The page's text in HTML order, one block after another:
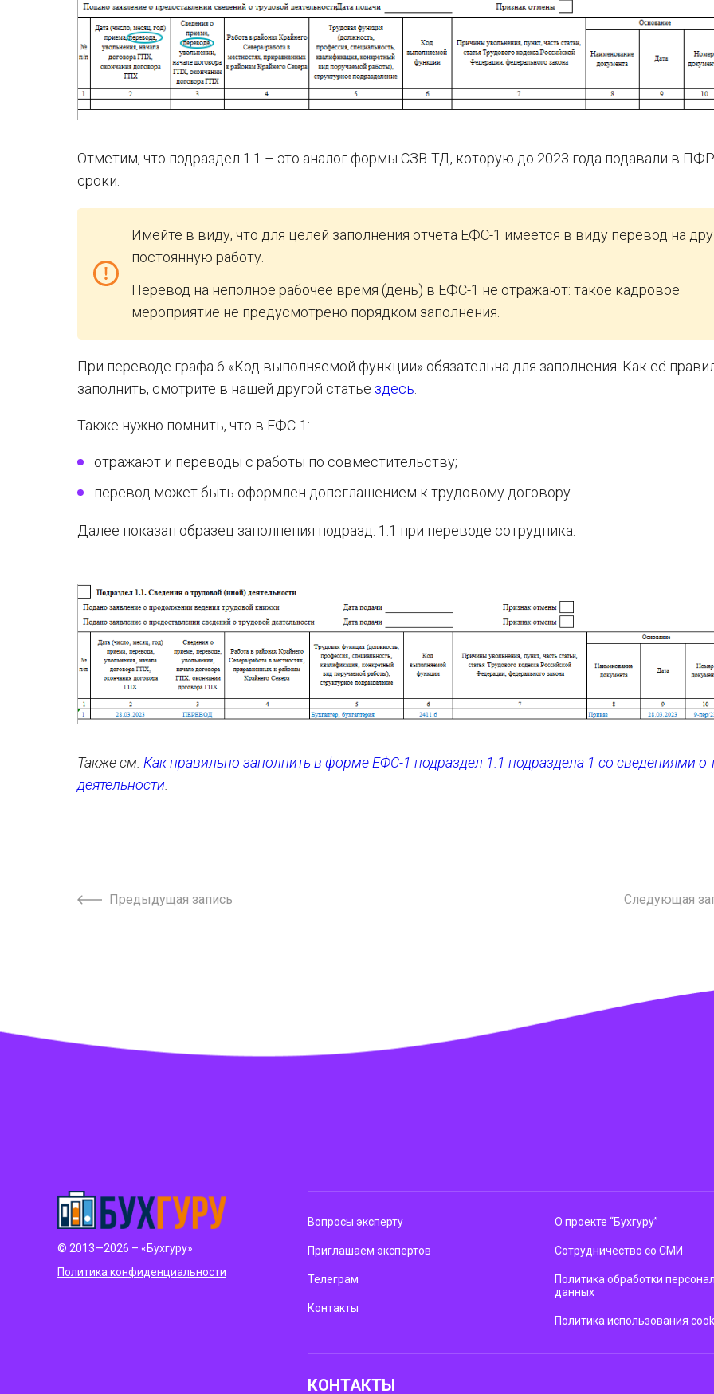
Отметим, что подраздел 1.1 – это аналог формы СЗВ-ТД, которую до 2023 года подавали в
сроки.
Имейте в виду, что для целей заполнения отчета ЕФС-1 имеется в виду перевод на
постоянную работу.
Перевод на неполное рабочее время (день) в ЕФС-1 не отражают: такое кадровое
мероприятие не предусмотрено порядком заполнения.
При переводе графа 6 «Код выполняемой функции» обязательна для заполнения. Как её
заполнить, смотрите в нашей другой статье здесь
Также нужно помнить, что в ЕФС-1:
отражают и переводы с работы по совместительству;
перевод может быть оформлен допсглашением к трудовому договору.
Далее показан образец заполнения подразд. 1.1 при переводе сотрудника:
Также см. Как правильно заполнить в форме ЕФС-1 подраздел 1.1 подраздела 1 со сведениями о
деятельности
Предыдущая запись Следующая
© 2013—2026 – «Бухгуру»
Политика конфиденциальности
Вопросы эксперту
Приглашаем экспертов
Телеграм
Контакты
О проекте “Бухгуру”
Сотрудничество со СМИ
Политика обработки
данных
Политика использования
КОНТАКТЫ